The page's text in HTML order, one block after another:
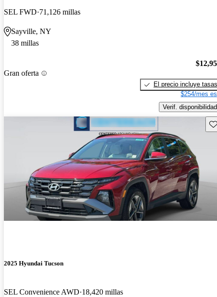
SEL FWD 71,126 millas
Sayville, NY
38 millas
Gran oferta
El precio incluye tasas
$254/mes
Verif. disponibilidad
2025 Hyundai Tucson
SEL Convenience AWD 18,420 millas